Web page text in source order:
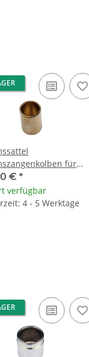
für
CB CBR 1100 GL 1800
XL 1000
€ *
verfügbar
4 - 5 Werktage